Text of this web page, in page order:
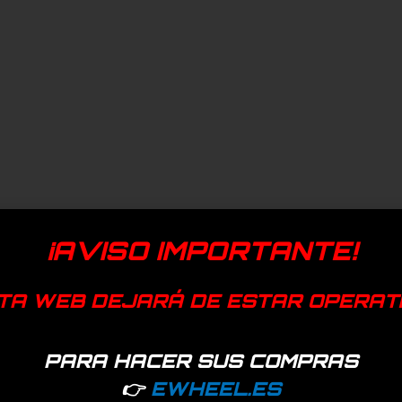
¡AVISO IMPORTANTE!
WEB DEJARÁ DE ESTAR
PARA HACER SUS COMPRAS
👉 EWHEEL.ES